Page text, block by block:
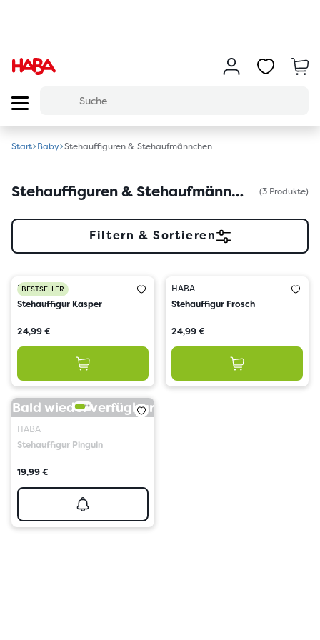
Start Baby Stehauffiguren & Stehaufmännchen
Stehauffiguren & Stehaufmännchen (3 Produkte)
Filtern & Sortieren
BESTSELLER
HABA
Stehauffigur Kasper
24,99 €
HABA
Stehauffigur Frosch
24,99 €
Bald wieder verfügbar
HABA
Stehauffigur Pinguin
19,99 €